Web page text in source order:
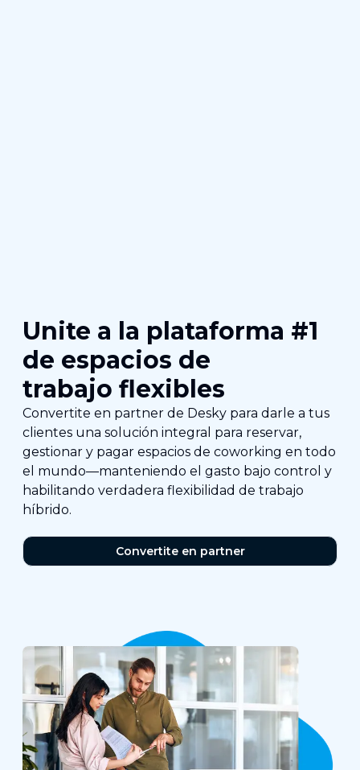
Unite a la plataforma #1
de espacios de
trabajo flexibles
Convertite en partner de Desky para darle a tus
clientes una solución integral para reservar,
gestionar y pagar espacios de coworking en todo
el mundo—manteniendo el gasto bajo control y
habilitando verdadera flexibilidad de trabajo
híbrido.
Convertite en partner